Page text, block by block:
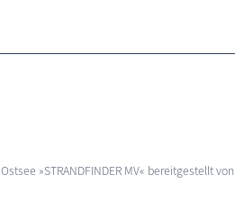
Ostsee »STRANDFINDER MV« bereitgestellt